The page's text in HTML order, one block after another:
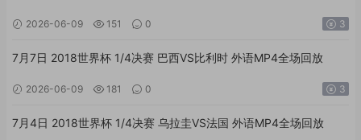
2026-06-09 151 0 3
7月7日 2018世界杯 1/4决赛 巴西VS比利时 外语MP4全场回放
2026-06-09 181 0 3
7月4日 2018世界杯 1/4决赛 乌拉圭VS法国 外语MP4全场回放